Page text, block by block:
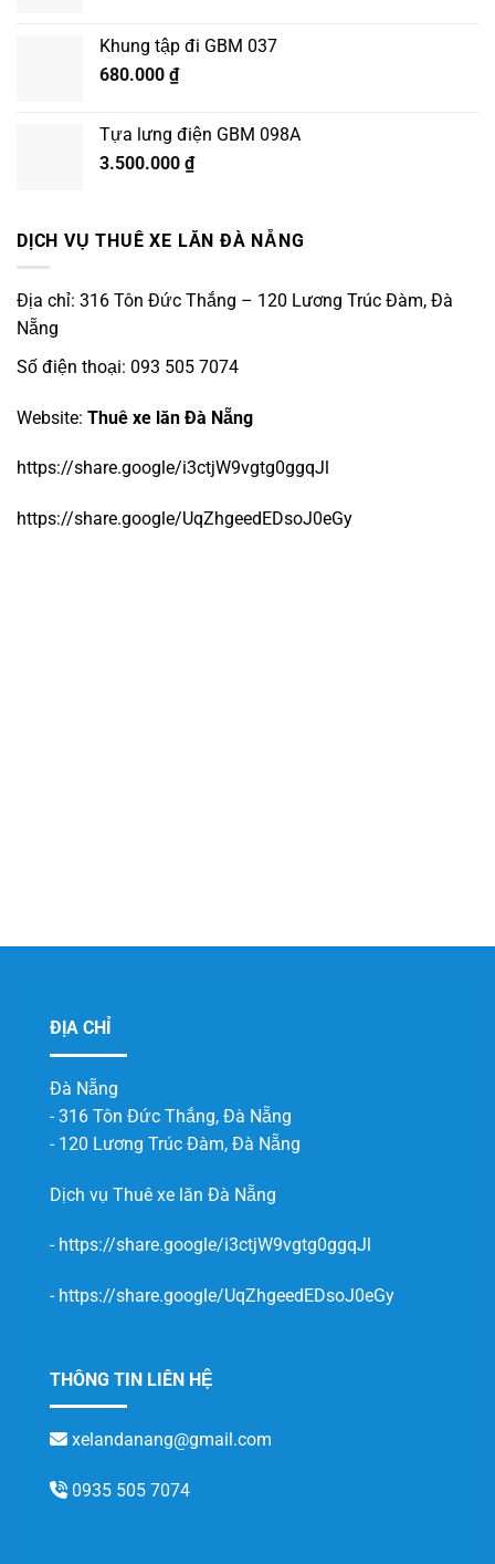
Khung tập đi GBM 037
680.000 ₫
Tựa lưng điện GBM 098A
3.500.000 ₫
DỊCH VỤ THUÊ XE LĂN ĐÀ NẴNG
Địa chỉ: 316 Tôn Đức Thắng – 120 Lương Trúc Đàm, Đà
Nẵng
Số điện thoại: 093 505 7074
Website: Thuê xe lăn Đà Nẵng
https://share.google/i3ctjW9vgtg0ggqJl
https://share.google/UqZhgeedEDsoJ0eGy
ĐỊA CHỈ
Đà Nẵng
- 316 Tôn Đức Thắng, Đà Nẵng
- 120 Lương Trúc Đàm, Đà Nẵng
Dịch vụ Thuê xe lăn Đà Nẵng
- https://share.google/i3ctjW9vgtg0ggqJl
- https://share.google/UqZhgeedEDsoJ0eGy
THÔNG TIN LIÊN HỆ
xelandanang@gmail.com
0935 505 7074